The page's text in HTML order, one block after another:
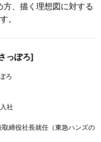
、描く理想図に対する
。
っぽろ]
ろ
社
締役社長就任（東急ハンズの